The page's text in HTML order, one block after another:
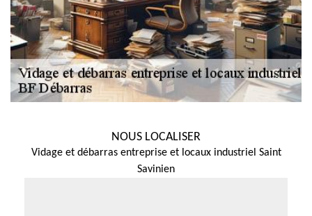
NOUS LOCALISER
Vidage et débarras entreprise et locaux industriel Saint
Savinien